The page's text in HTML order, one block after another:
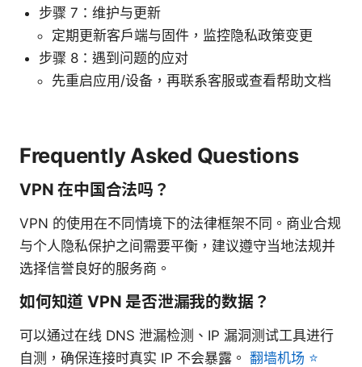
步骤 7：维护与更新
定期更新客户端与固件，监控隐私政策变更
步骤 8：遇到问题的应对
先重启应用/设备，再联系客服或查看帮助文档
Frequently Asked Questions
VPN 在中国合法吗？
VPN 的使用在不同情境下的法律框架不同。商业合规
与个人隐私保护之间需要平衡，建议遵守当地法规并
选择信誉良好的服务商。
如何知道 VPN 是否泄漏我的数据？
可以通过在线 DNS 泄漏检测、IP 漏洞测试工具进行
自测，确保连接时真实 IP 不会暴露。 翻墙机场 ⭐